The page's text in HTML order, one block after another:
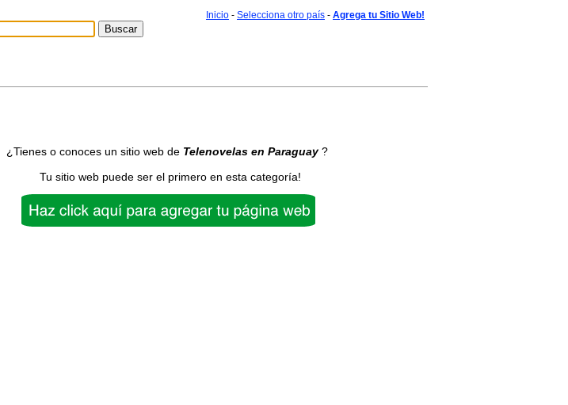
Inicio - Selecciona otro país - Agrega tu Sitio Web!
¿Tienes o conoces un sitio web de Telenovelas en Paraguay?
Tu sitio web puede ser el primero en esta categoría!